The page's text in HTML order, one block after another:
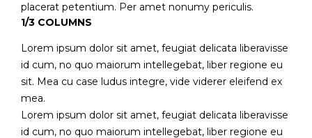
placerat petentium. Per amet nonumy periculis.
1/3 COLUMNS
Lorem ipsum dolor sit amet, feugiat delicata liberavisse
id cum, no quo maiorum intellegebat, liber regione eu
sit. Mea cu case ludus integre, vide viderer eleifend ex
mea.
Lorem ipsum dolor sit amet, feugiat delicata liberavisse
id cum, no quo maiorum intellegebat, liber regione eu